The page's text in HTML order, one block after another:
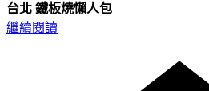
台北 鐵板燒懶人包
繼續閱讀